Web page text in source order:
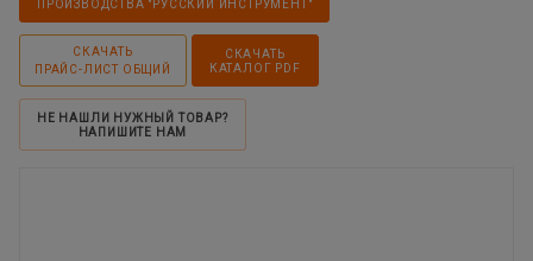
ПРОИЗВОДСТВА "РУССКИЙ ИНСТРУМЕНТ"
СКАЧАТЬ
ПРАЙС-ЛИСТ ОБЩИЙ
СКАЧАТЬ
КАТАЛОГ PDF
НЕ НАШЛИ НУЖНЫЙ ТОВАР?
НАПИШИТЕ НАМ